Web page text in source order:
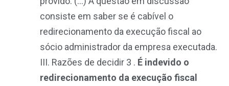
consiste em saber se é cabível o
redirecionamento da execução fiscal ao
sócio administrador da empresa executada.
III. Razões de decidir 3 . É indevido o
redirecionamento da execução fiscal